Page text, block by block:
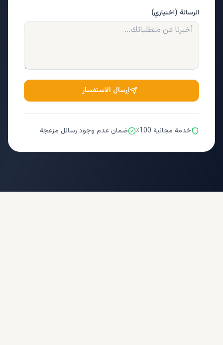
الرسالة (اختياري)
إرسال الاستفسار
خدمة مجانية 100٪ ضمان عدم وجود رسائل مزعجة